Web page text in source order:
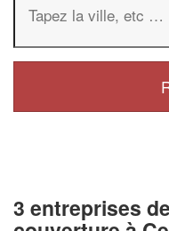
3 entreprises